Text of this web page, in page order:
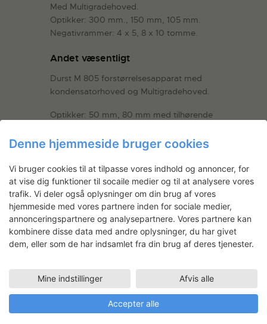
Med Multigradehoved.
Optikker: 300 mm., 150 mm, 105 mm.
Negativrammer: 4 x 5, 8 x 10 tomme.
Andet væsentligt
Durst M 805 forstørrelsesapparat med
kondensatorhoved og Multigradehoved.
Optikker: 50 mm, 80 mm med tilhørende
Negativrammer: 24 x 36, 4,5 x 5, 6 x 6, 6
x 7.
Leitz forstørrelsesapparat, Focomat
(autofocus). Kun til 24 x 36.
August 2026
Man Tir Ons Tor Fre Lør Søn
27. 28. 29. 30. 31. 1. 2.
3. 4. 5. 6. 7. 8. 9.
Denne hjemmeside bruger cookies
Vi bruger cookies til at tilpasse vores indhold og annoncer, for
at vise dig funktioner til socaile medier og til at analysere vores
trafik. Vi deler også oplysninger om din brug af vores
hjemmeside med vores partnere inden for sociale medier,
annonceringspartnere og analysepartnere. Vores partnere kan
kombinere disse data med andre oplysninger, du har givet
dem, eller som de har indsamlet fra din brug af deres tjenester.
Mine indstillinger Afvis alle
Accepter alle